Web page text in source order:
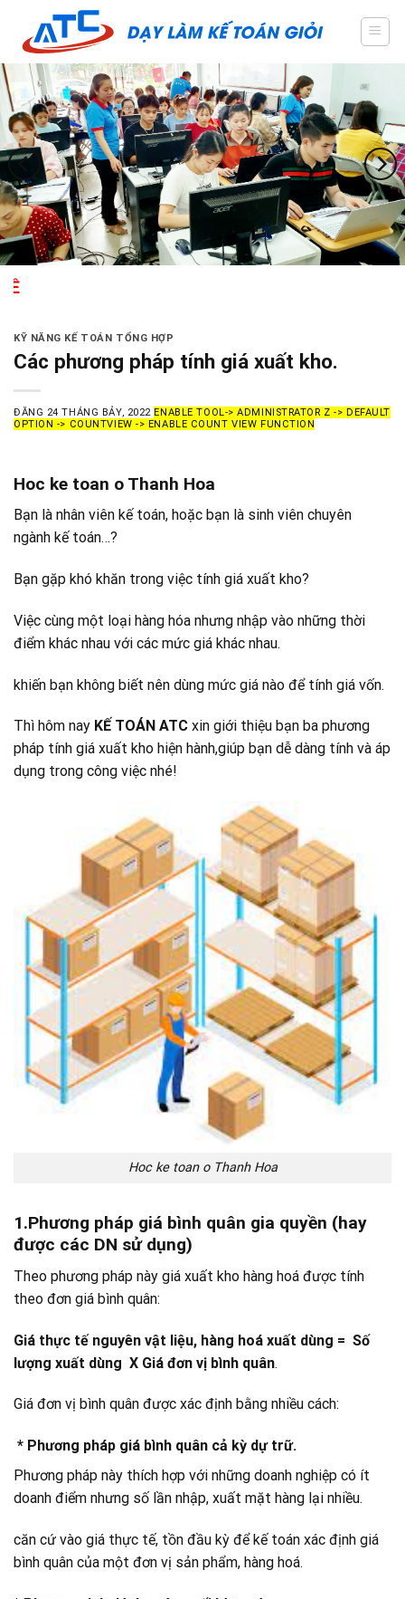
content
KỸ NĂNG KẾ TOÁN TỔNG HỢP
Các phương pháp tính giá xuất kho.
ĐĂNG 24 THÁNG BẢY, 2022 ENABLE TOOL-> ADMINISTRATOR Z -> DEFAULT
OPTION -> COUNTVIEW -> ENABLE COUNT VIEW FUNCTION
Hoc ke toan o Thanh Hoa
Bạn là nhân viên kế toán, hoặc bạn là sinh viên chuyên
ngành kế toán…?
Bạn gặp khó khăn trong việc tính giá xuất kho?
Việc cùng một loại hàng hóa nhưng nhập vào những thời
điểm khác nhau với các mức giá khác nhau.
khiến bạn không biết nên dùng mức giá nào để tính giá vốn.
Thì hôm nay KẾ TOÁN ATC xin giới thiệu bạn ba phương
pháp tính giá xuất kho hiện hành,giúp bạn dễ dàng tính và áp
dụng trong công việc nhé!
Hoc ke toan o Thanh Hoa
1.Phương pháp giá bình quân gia quyền (hay
được các DN sử dụng)
Theo phương pháp này giá xuất kho hàng hoá được tính
theo đơn giá bình quân:
Giá thực tế nguyên vật liệu, hàng hoá xuất dùng = Số
lượng xuất dùng X Giá đơn vị bình quân.
Giá đơn vị bình quân được xác định bằng nhiều cách:
* Phương pháp giá bình quân cả kỳ dự trữ.
Phương pháp này thích hợp với những doanh nghiệp có ít
doanh điểm nhưng số lần nhập, xuất mặt hàng lại nhiều.
căn cứ vào giá thực tế, tồn đầu kỳ để kế toán xác định giá
bình quân của một đơn vị sản phẩm, hàng hoá.